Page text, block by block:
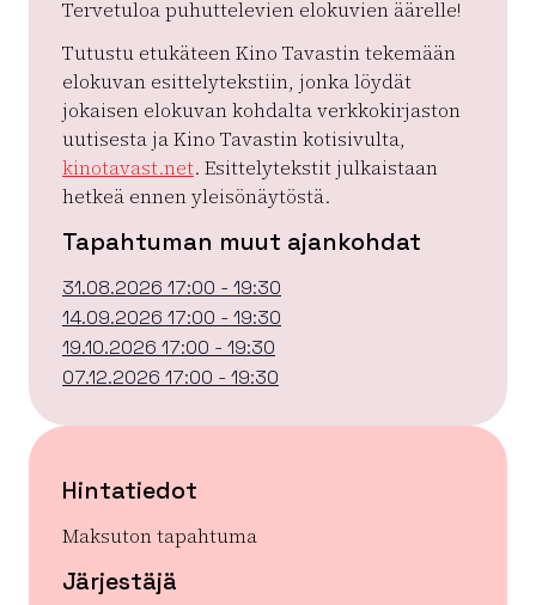
Tervetuloa puhuttelevien elokuvien äärelle!
Tutustu etukäteen Kino Tavastin tekemään
elokuvan esittelytekstiin, jonka löydät
jokaisen elokuvan kohdalta verkkokirjaston
uutisesta ja Kino Tavastin kotisivulta,
kinotavast.net. Esittelytekstit julkaistaan
hetkeä ennen yleisönäytöstä.
Tapahtuman muut ajankohdat
31.08.2026 17:00 - 19:30
14.09.2026 17:00 - 19:30
19.10.2026 17:00 - 19:30
07.12.2026 17:00 - 19:30
Hintatiedot
Maksuton tapahtuma
Järjestäjä